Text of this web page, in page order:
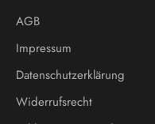
AGB
Impressum
Datenschutzerklärung
Widerrufsrecht